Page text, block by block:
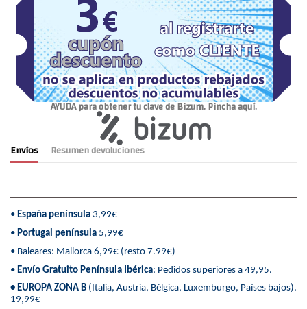
AYUDA para obtener tu clave de Bizum. Pincha aquí.
Envíos Resumen devoluciones
• España península 3,99€
• Portugal península 5,99€
• Baleares: Mallorca 6,99€ (resto 7.99€)
• Envío Gratuito Península Ibérica: Pedidos superiores a 49,95.
• EUROPA ZONA B (Italia, Austria, Bélgica, Luxemburgo, Países bajos).
19,99€